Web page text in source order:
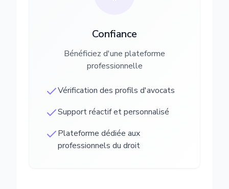
Confiance
Bénéficiez d'une plateforme
professionnelle
Vérification des profils d'avocats
Support réactif et personnalisé
Plateforme dédiée aux
professionnels du droit